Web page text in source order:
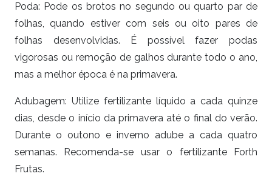
Poda: Pode os brotos no segundo ou quarto par de
folhas, quando estiver com seis ou oito pares de
folhas desenvolvidas. É possível fazer podas
vigorosas ou remoção de galhos durante todo o ano,
mas a melhor época é na primavera.
Adubagem: Utilize fertilizante líquido a cada quinze
dias, desde o início da primavera até o final do verão.
Durante o outono e inverno adube a cada quatro
semanas. Recomenda-se usar o fertilizante Forth
Frutas.